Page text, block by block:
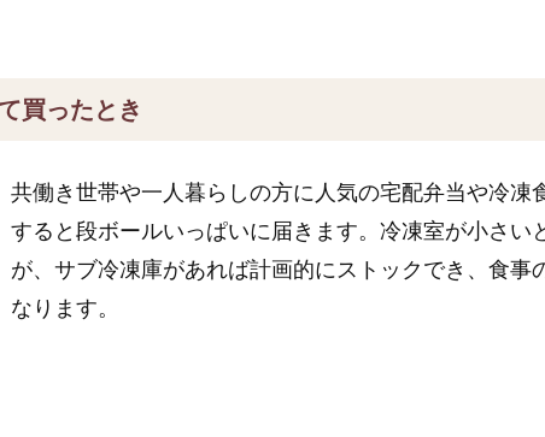
買ったとき
共働き世帯や一人暮らしの方に人気の宅配弁当や冷凍
すると段ボールいっぱいに届きます。冷凍室が小さい
が、サブ冷凍庫があれば計画的にストックでき、食事
なります。